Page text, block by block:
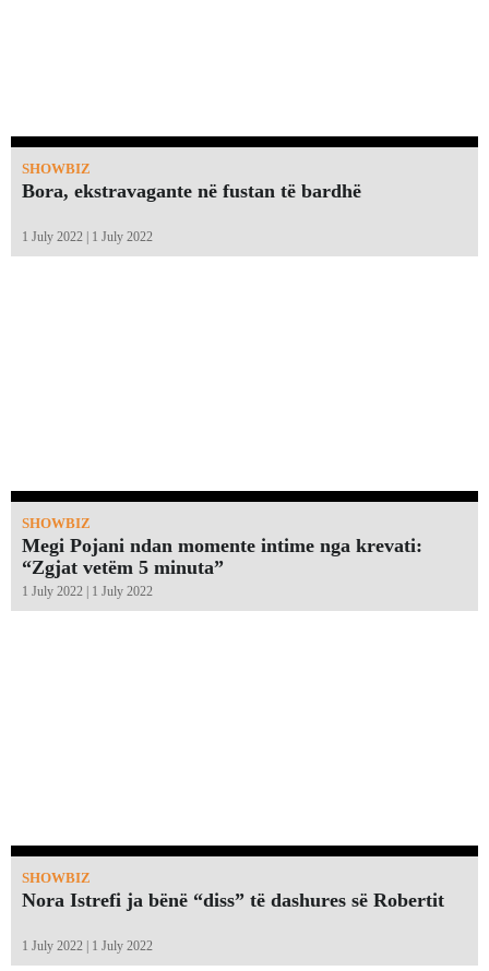
SHOWBIZ
Bora, ekstravagante në fustan të bardhë
1 July 2022 | 1 July 2022
SHOWBIZ
Megi Pojani ndan momente intime nga krevati:
“Zgjat vetëm 5 minuta”￼
1 July 2022 | 1 July 2022
SHOWBIZ
Nora Istrefi ja bënë “diss” të dashures së Robertit
1 July 2022 | 1 July 2022